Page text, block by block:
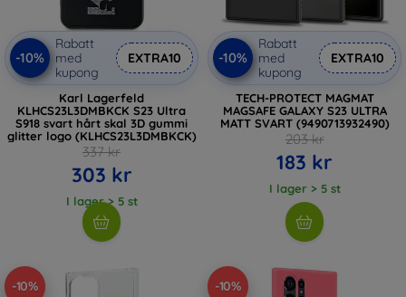
-10%
Rabatt
med
kupong
EXTRA10
Karl Lagerfeld
KLHCS23L3DMBKCK S23 Ultra
S918 svart hårt skal 3D gummi
glitter logo (KLHCS23L3DMBKCK)
337 kr
303 kr
I lager > 5 st
-10%
Rabatt
med
kupong
EXTRA10
TECH-PROTECT MAGMAT
MAGSAFE GALAXY S23 ULTRA
MATT SVART (9490713932490)
203 kr
183 kr
I lager > 5 st
-10% -10%